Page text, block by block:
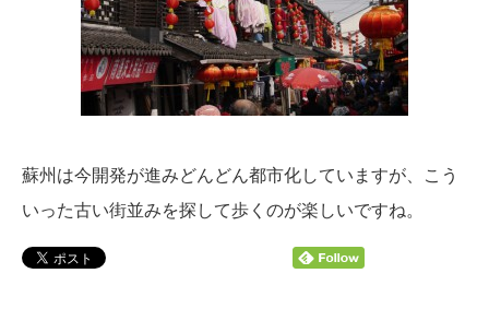
蘇州は今開発が進みどんどん都市化していますが、こう
いった古い街並みを探して歩くのが楽しいですね。